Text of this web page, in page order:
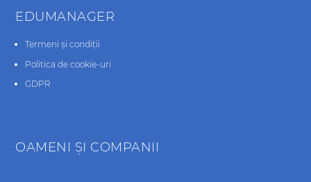
EDUMANAGER
Termeni și condiții
Politica de cookie-uri
GDPR
OAMENI ŞI COMPANII